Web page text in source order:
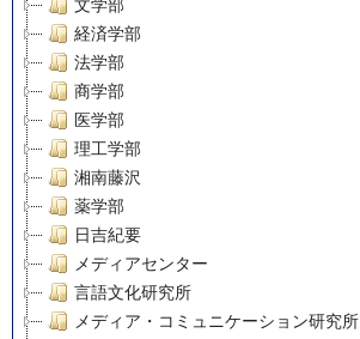
文学部
経済学部
法学部
商学部
医学部
理工学部
湘南藤沢
薬学部
日吉紀要
メディアセンター
言語文化研究所
メディア・コミュニケーション研究所